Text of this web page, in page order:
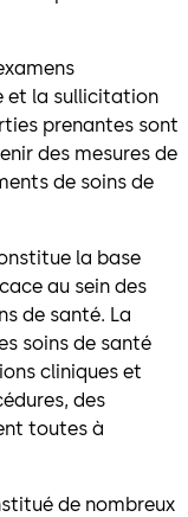
et la sullicitation
prenantes sont
des mesures de
de soins de
la base
au sein des
de santé. La
soins de santé
cliniques et
des
toutes à
de nombreux